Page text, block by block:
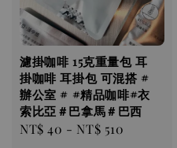
濾掛咖啡 ​​​​15克重量包 耳
掛咖啡 耳掛包 可混搭 #
辦公室 # #精品咖啡#衣
索比亞＃巴拿馬＃巴西
Regular
NT$ 40 - NT$ 510